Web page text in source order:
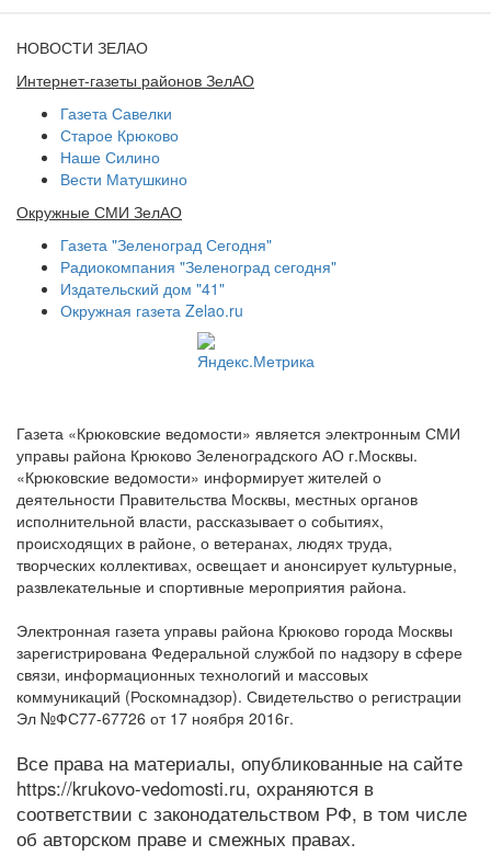
НОВОСТИ ЗЕЛАО
Интернет-газеты районов ЗелАО
Газета Савелки
Старое Крюково
Наше Силино
Вести Матушкино
Окружные СМИ ЗелАО
Газета "Зеленоград Сегодня"
Радиокомпания "Зеленоград сегодня"
Издательский дом "41"
Окружная газета Zelao.ru
Газета «Крюковские ведомости» является электронным СМИ
управы района Крюково Зеленоградского АО г.Москвы.
«Крюковские ведомости» информирует жителей о
деятельности Правительства Москвы, местных органов
исполнительной власти, рассказывает о событиях,
происходящих в районе, о ветеранах, людях труда,
творческих коллективах, освещает и анонсирует культурные,
развлекательные и спортивные мероприятия района.
Электронная газета управы района Крюково города Москвы
зарегистрирована Федеральной службой по надзору в сфере
связи, информационных технологий и массовых
коммуникаций (Роскомнадзор). Свидетельство о регистрации
Эл №ФС77-67726 от 17 ноября 2016г.
Все права на материалы, опубликованные на сайте
https://krukovo-vedomosti.ru, охраняются в
соответствии с законодательством РФ, в том числе
об авторском праве и смежных правах.